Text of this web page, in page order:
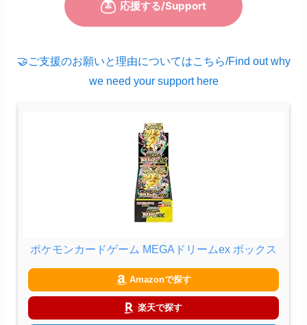
🤝ご支援のお願いと理由についてはこちら/Find out why
we need your support here
ポケモンカードゲーム MEGAドリームex ボックス
Amazonで探す
楽天で探す